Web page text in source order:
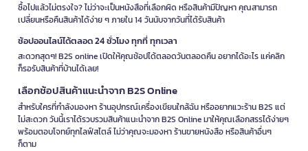
ซื้อไปแล้วไม่ตรงใจ? ไม่ว่าจะเป็นหนังสือที่เลือกผิด หรือสินค้ามีปัญหา คุณสามารถ
เปลี่ยนหรือคืนสินค้าได้ง่าย ๆ ภายใน 14 วันนับจากวันที่ได้รับสินค้า
ช้อปออนไลน์ได้ตลอด 24 ชั่วโมง ทุกที่ ทุกเวลา
สะดวกสุดๆ! B2S online เปิดให้คุณช้อปได้ตลอดวันตลอดคืน อยากได้อะไร แค่คลิก
ก็รอรับสินค้าที่บ้านได้เลย!
เลือกช้อปสินค้าแนะนำจาก B2S Online
สำหรับใครที่กำลังมองหา ร้านอุปกรณ์เครื่องเขียนใกล้ฉัน หรืออยากแวะร้าน B2S แต่
ไม่สะดวก วันนี้เราได้รวบรวมสินค้าแนะนำจาก B2S Online มาให้คุณเลือกสรรได้ง่ายๆ
พร้อมตอบโจทย์ทุกไลฟ์สไตล์ ไม่ว่าคุณจะมองหา ร้านขายหนังสือ หรือสินค้าอื่นๆ
ก็ตาม